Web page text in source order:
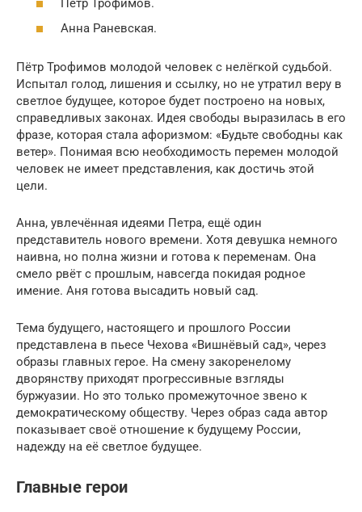
Анна Раневская.
Пётр Трофимов молодой человек с нелёгкой судьбой.
Испытал голод, лишения и ссылку, но не утратил веру в
светлое будущее, которое будет построено на новых,
справедливых законах. Идея свободы выразилась в его
фразе, которая стала афоризмом: «Будьте свободны как
ветер». Понимая всю необходимость перемен молодой
человек не имеет представления, как достичь этой
цели.
Анна, увлечённая идеями Петра, ещё один
представитель нового времени. Хотя девушка немного
наивна, но полна жизни и готова к переменам. Она
смело рвёт с прошлым, навсегда покидая родное
имение. Аня готова высадить новый сад.
Тема будущего, настоящего и прошлого России
представлена в пьесе Чехова «Вишнёвый сад», через
образы главных герое. На смену закоренелому
дворянству приходят прогрессивные взгляды
буржуазии. Но это только промежуточное звено к
демократическому обществу. Через образ сада автор
показывает своё отношение к будущему России,
надежду на её светлое будущее.
Главные герои